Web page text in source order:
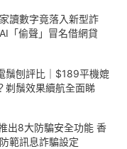
讀數字竟落入新型詐
「偷聲」冒名借網貸
鬚刨評比｜$189平機媲
剃鬚效果續航全面睇
出8大防騙安全功能 香
範訊息詐騙設定